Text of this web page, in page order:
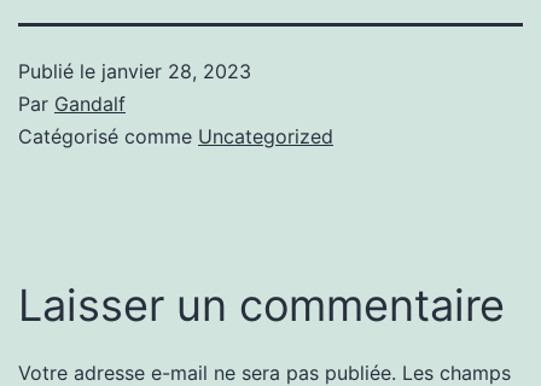
Publié le janvier 28, 2023
Par Gandalf
Catégorisé comme Uncategorized
Laisser un commentaire
Votre adresse e-mail ne sera pas publiée. Les champs